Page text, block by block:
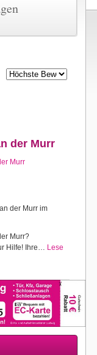
der Murr
Murr
der Murr im
Murr?
Hilfe! Ihre… Lese